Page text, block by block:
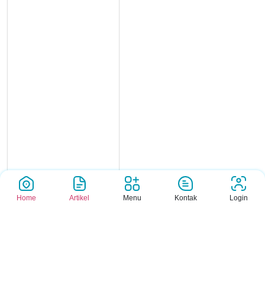
Home Artikel Menu Kontak Login